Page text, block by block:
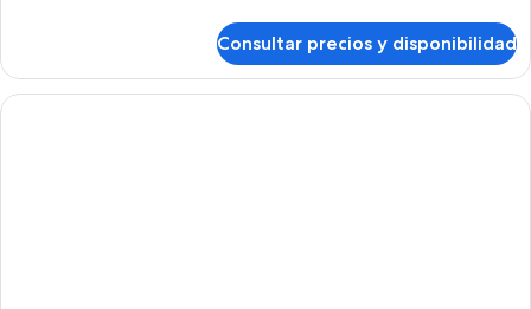
Consultar precios y disponibilidad